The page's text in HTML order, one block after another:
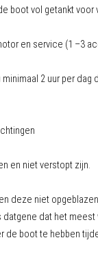
boot vol getankt
en service (1 –3
2 uur per
en niet verstopt zijn.
deze niet
dat het
de boot te hebben